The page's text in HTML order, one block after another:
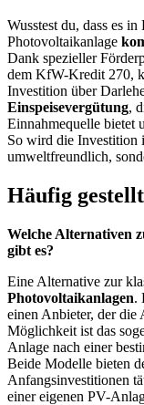
Wusstest du, dass es
Photovoltaikanlage
Dank spezieller
dem KfW-Kredit 270,
Investition über
Einspeisevergütung,
Einnahmequelle bietet
So wird die Investition
umweltfreundlich,
Häufig
Welche Alternativen
gibt es?
Eine Alternative zur
Photovoltaikanlagen.
einen Anbieter, der die
Möglichkeit ist das
Anlage nach einer
Beide Modelle bieten
Anfangsinvestitionen
einer eigenen PV-